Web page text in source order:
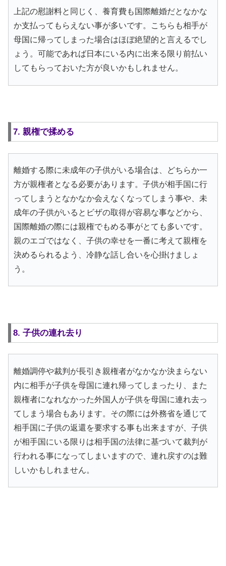
上記の慰謝料と同じく、養育費も国際離婚だとなかな
か支払ってもらえない事が多いです。こちらも相手が
母国に帰ってしまった場合はほぼ絶望的と言えるでし
ょう。可能であれば日本にいる内に出来る限り前払い
してもらっておいた方が良いかもしれません。
7. 親権で揉める
離婚する際に未成年の子供がいる場合は、どちらか一
方が親権者となる必要があります。子供が相手国に行
ってしまうとなかなか会えなくなってしまう事や、未
成年の子供がいるとビザの取得が容易な事などから、
国際離婚の際には親権でもめる事がとても多いです。
親のエゴではなく、子供の幸せを一番に考えて親権を
決めるられるよう、冷静な話し合いを心掛けましょ
う。
8. 子供の連れ去り
離婚調停や裁判が長引き親権者がなかなか決まらない
内に相手が子供を母国に連れ帰ってしまったり、また
親権者になれなかった外国人が子供を母国に連れ去っ
てしまう場合もあります。その際には外務省を通じて
相手国に子供の返還を要求する事も出来ますが、子供
が相手国にいる限りは相手国の法律に基づいて裁判が
行われる事になってしまいますので、連れ戻すのは難
しいかもしれません。